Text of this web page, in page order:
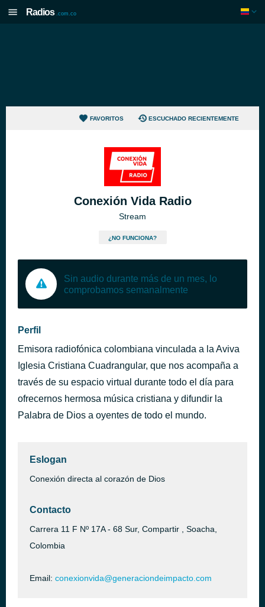
Radios .com.co
FAVORITOS ESCUCHADO RECIENTEMENTE
Conexión Vida Radio
Stream
¿NO FUNCIONA?
Sin audio durante más de un mes, lo
comprobamos semanalmente
Perfil
Emisora radiofónica colombiana vinculada a la Aviva
Iglesia Cristiana Cuadrangular, que nos acompaña a
través de su espacio virtual durante todo el día para
ofrecernos hermosa música cristiana y difundir la
Palabra de Dios a oyentes de todo el mundo.
Eslogan
Conexión directa al corazón de Dios
Contacto
Carrera 11 F Nº 17A - 68 Sur, Compartir , Soacha,
Colombia
Email: conexionvida@generaciondeimpacto.com